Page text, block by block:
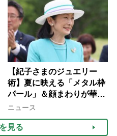
【紀子さまのジュエリー
術】夏に映える「メタル枠
パール」＆顔まわりが華や
ぐ「揺れる一粒」の使い分
ニュース
見る